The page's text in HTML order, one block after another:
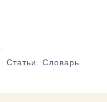
Статьи Словарь